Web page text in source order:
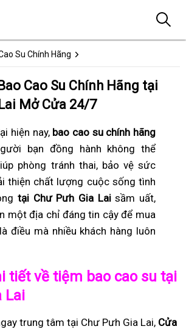
Su Chính Hãng
Cao Su Chính Hãng tại
Mở Cửa 24/7
hiện nay, bao cao su chính hãng
bạn đồng hành không thể
phòng tránh thai, bảo vệ sức
thiện chất lượng cuộc sống tình
tại Chư Pưh Gia Laisầm uất,
một địa chỉ đáng tin cậy để mua
điều mà nhiều khách hàng luôn
tiết về tiệm bao cao su tại
Lai
trung tâm tại Chư Pưh Gia Lai, Cửa